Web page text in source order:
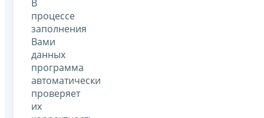
В
процессе
заполнения
Вами
данных
программа
автоматически
проверяет
их